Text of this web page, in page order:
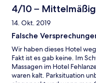
4/10 – Mittelmäßig
14. Okt. 2019
Falsche
Wir haben dieses Hotel
Fakt ist es gab keine. Im
Massagen im Hotel
waren kalt. Parksituation